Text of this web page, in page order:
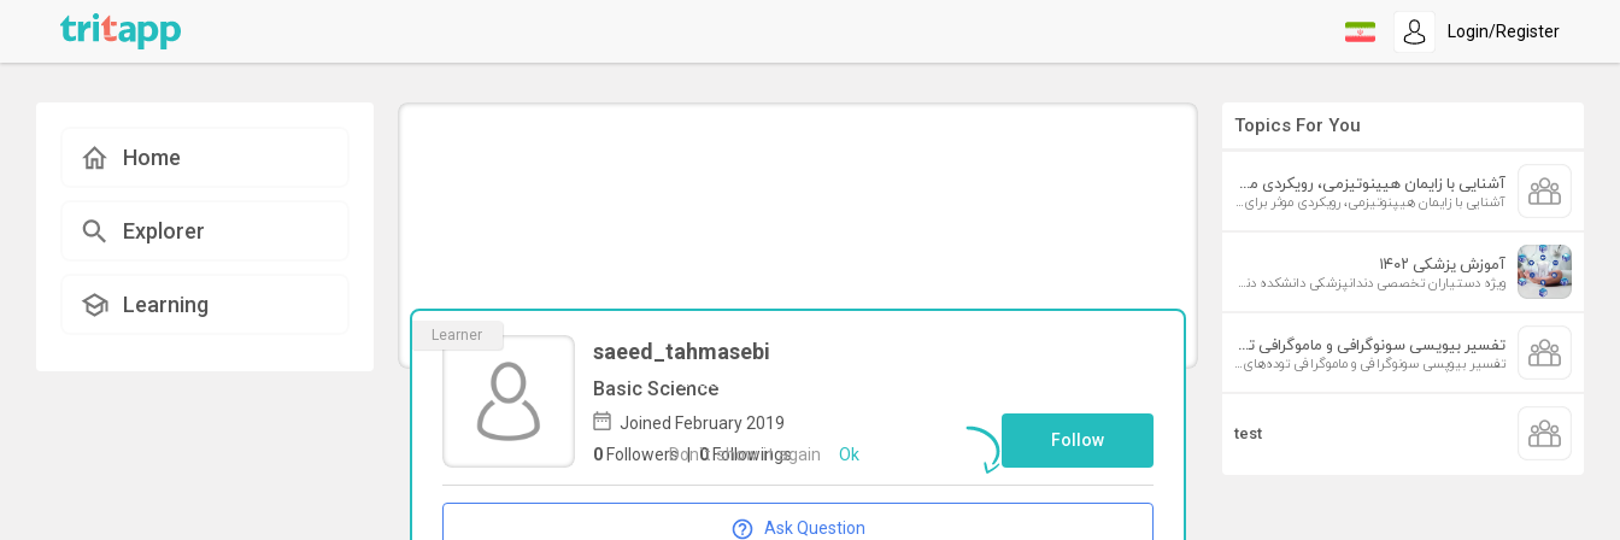
Login/Register
Home
Explorer
Learning
Learner
saeed_tahmasebi
Basic Science
Joined February 2019
0 Followers | 0 Followings
Follow
Ask Question
Topics For You
آشنایی با زایمان هیپنوتیزمی، رویکردی موثر برای افزایش تمایل به زایمان طبیعی
آشنایی با زایمان هیپنوتیزمی، رویکردی موثر برای افزایش تمایل به زایمان طبیعی
آموزش پزشکی ۱۴۰۲
ویژه دستیاران تخصصی دندانپزشکی دانشکده دندانپزشکی دانشگاه علوم پزشکی تهران
تفسیر بیوپسی سونوگرافی و ماموگرافی توده‌های پستان
تفسیر بیوپسی سونوگرافی و ماموگرافی توده‌های پستان
test
To start direct chat with
saeed_tahmasebi
Don`t show it again Ok